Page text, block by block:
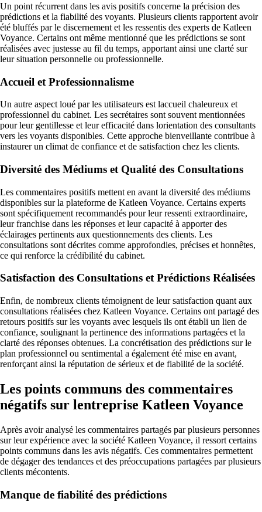
Un point récurrent dans les avis positifs concerne la précision des
prédictions et la fiabilité des voyants. Plusieurs clients rapportent avoir
été bluffés par le discernement et les ressentis des experts de Katleen
Voyance. Certains ont même mentionné que les prédictions se sont
réalisées avec justesse au fil du temps, apportant ainsi une clarté sur
leur situation personnelle ou professionnelle.
Accueil et Professionnalisme
Un autre aspect loué par les utilisateurs est laccueil chaleureux et
professionnel du cabinet. Les secrétaires sont souvent mentionnées
pour leur gentillesse et leur efficacité dans lorientation des consultants
vers les voyants disponibles. Cette approche bienveillante contribue à
instaurer un climat de confiance et de satisfaction chez les clients.
Diversité des Médiums et Qualité des Consultations
Les commentaires positifs mettent en avant la diversité des médiums
disponibles sur la plateforme de Katleen Voyance. Certains experts
sont spécifiquement recommandés pour leur ressenti extraordinaire,
leur franchise dans les réponses et leur capacité à apporter des
éclairages pertinents aux questionnements des clients. Les
consultations sont décrites comme approfondies, précises et honnêtes,
ce qui renforce la crédibilité du cabinet.
Satisfaction des Consultations et Prédictions Réalisées
Enfin, de nombreux clients témoignent de leur satisfaction quant aux
consultations réalisées chez Katleen Voyance. Certains ont partagé des
retours positifs sur les voyants avec lesquels ils ont établi un lien de
confiance, soulignant la pertinence des informations partagées et la
clarté des réponses obtenues. La concrétisation des prédictions sur le
plan professionnel ou sentimental a également été mise en avant,
renforçant ainsi la réputation de sérieux et de fiabilité de la société.
Les points communs des commentaires
négatifs sur lentreprise Katleen Voyance
Après avoir analysé les commentaires partagés par plusieurs personnes
sur leur expérience avec la société Katleen Voyance, il ressort certains
points communs dans les avis négatifs. Ces commentaires permettent
de dégager des tendances et des préoccupations partagées par plusieurs
clients mécontents.
Manque de fiabilité des prédictions